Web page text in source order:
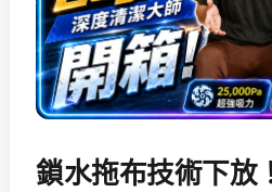
鎖水拖布技術下放